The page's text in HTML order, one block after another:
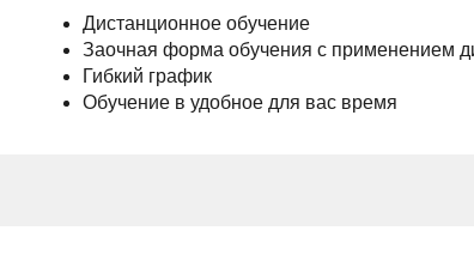
Дистанционное обучение
Заочная форма обучения с применением
Гибкий график
Обучение в удобное для вас время